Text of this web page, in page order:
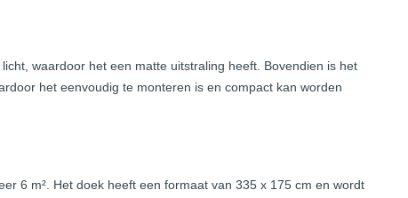
waardoor het een matte uitstraling heeft. Bovendien is het
het eenvoudig te monteren is en compact kan worden
6 m². Het doek heeft een formaat van 335 x 175 cm en wordt